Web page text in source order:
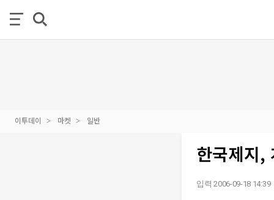
이투데이 마켓 일반
한국제지,
입력 2006-09-18 14:39